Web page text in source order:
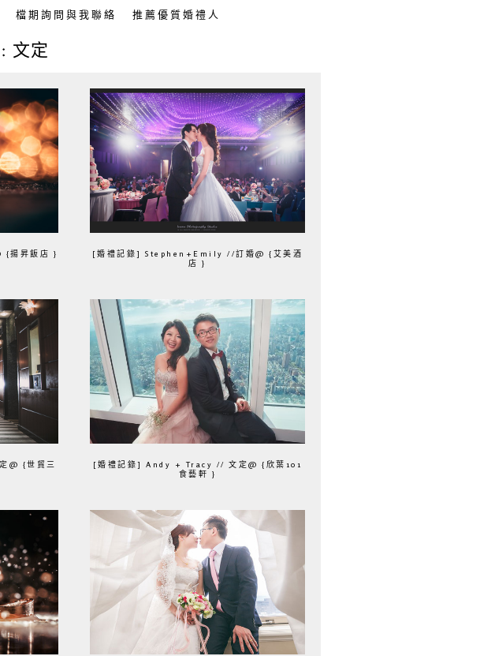
檔期詢問與我聯絡 推薦優質婚禮人
文定
揚昇飯店 }
[婚禮記錄] Stephen+Emily //訂婚@ {艾美酒
店 }
@ {世貿三
[婚禮記錄] Andy + Tracy // 文定@ {欣葉101
食藝軒 }